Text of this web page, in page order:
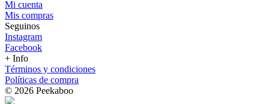
Mi cuenta
Mis compras
Seguinos
Instagram
Facebook
+ Info
Términos y condiciones
Políticas de compra
© 2026 Peekaboo